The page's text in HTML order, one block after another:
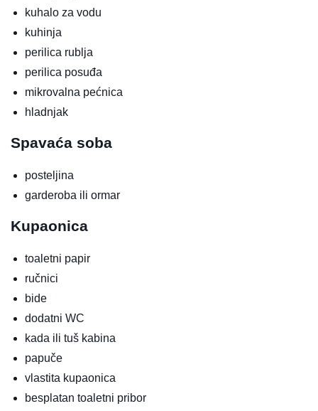
kuhalo za vodu
kuhinja
perilica rublja
perilica posuđa
mikrovalna pećnica
hladnjak
Spavaća soba
posteljina
garderoba ili ormar
Kupaonica
toaletni papir
ručnici
bide
dodatni WC
kada ili tuš kabina
papuče
vlastita kupaonica
besplatan toaletni pribor